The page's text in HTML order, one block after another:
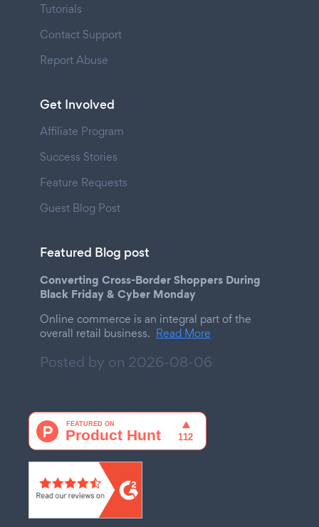
Tutorials
Contact Support
Report Abuse
Get Involved
Affiliate Program
Success Stories
Feature Requests
Guest Blog Post
Featured Blog post
Converting Cross-Border Shoppers During
Black Friday & Cyber Monday
Online commerce is an integral part of the
overall retail business. Read More
Posted by on 2026-08-06